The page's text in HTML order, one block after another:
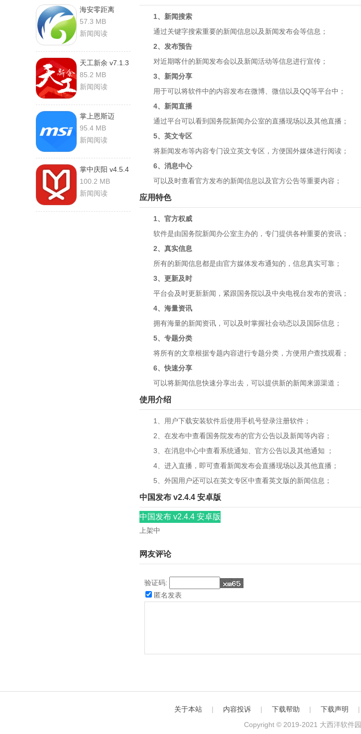
海安零距离
v1.6.22 安卓版
57.3 MB
新闻阅读
天工新余 v7.1.3
安卓版
85.2 MB
新闻阅读
掌上恩斯迈
v6.8.9 安卓版
95.4 MB
新闻阅读
掌中庆阳 v4.5.4
安卓版
100.2 MB
新闻阅读
1、新闻搜索
通过关键字搜索重要的新闻信息以及新闻发布会等信息；
2、发布预告
对近期喀什的新闻发布会以及新闻活动等信息进行宣传；
3、新闻分享
用于可以将软件中的内容发布在微博、微信以及QQ等平台中；
4、新闻直播
通过平台可以看到国务院新闻办公室的直播现场以及其他直播；
5、英文专区
将新闻发布等内容专门设立英文专区，方便国外媒体进行阅读；
6、消息中心
可以及时查看官方发布的新闻信息以及官方公告等重要内容；
应用特色
1、官方权威
软件是由国务院新闻办公室主办的，专门提供各种重要的资讯；
2、真实信息
所有的新闻信息都是由官方媒体发布通知的，信息真实可靠；
3、更新及时
平台会及时更新新闻，紧跟国务院以及中央电视台发布的资讯；
4、海量资讯
拥有海量的新闻资讯，可以及时掌握社会动态以及国际信息；
5、专题分类
将所有的文章根据专题内容进行专题分类，方便用户查找观看；
6、快速分享
可以将新闻信息快速分享出去，可以提供新的新闻来源渠道；
使用介绍
1、用户下载安装软件后使用手机号登录注册软件；
2、在发布中查看国务院发布的官方公告以及新闻等内容；
3、在消息中心中查看系统通知、官方公告以及其他通知 ；
4、进入直播，即可查看新闻发布会直播现场以及其他直播；
5、外国用户还可以在英文专区中查看英文版的新闻信息；
中国发布 v2.4.4 安卓版
中国发布 v2.4.4 安卓版
上架中
网友评论
验证码:
匿名发表
关于本站 | 内容投诉 | 下载帮助 | 下载声明 |
Copyright © 2019-2021 大西洋软件园